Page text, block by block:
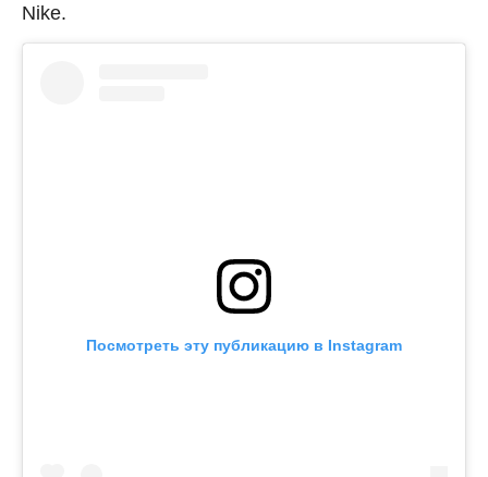
Nike.
Посмотреть эту публикацию в Instagram